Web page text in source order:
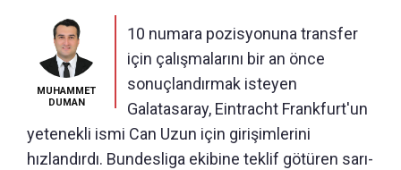
MUHAMMET
DUMAN
10 numara pozisyonuna transfer
için çalışmalarını bir an önce
sonuçlandırmak isteyen
Galatasaray, Eintracht Frankfurt'un
yetenekli ismi Can Uzun için girişimlerini
hızlandırdı. Bundesliga ekibine teklif götüren sarı-